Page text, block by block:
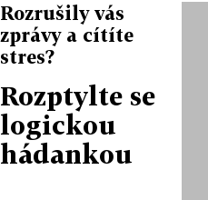
Rozrušily vás
zprávy a cítíte
stres?
Rozptylte se
logickou
hádankou